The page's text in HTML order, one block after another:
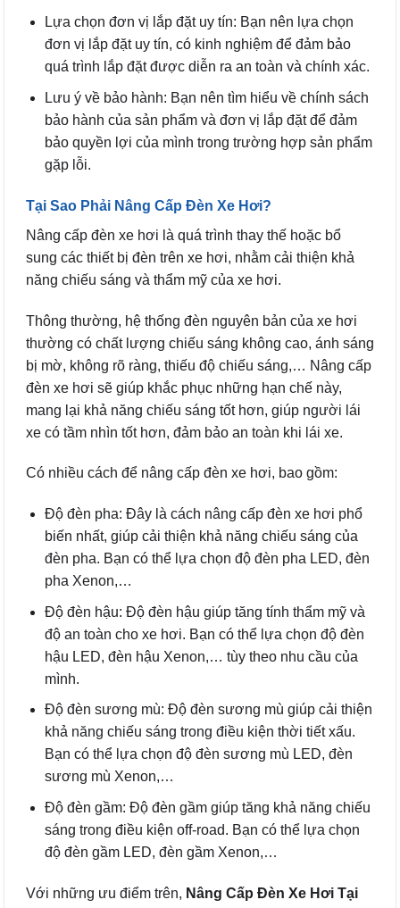
Lựa chọn đơn vị lắp đặt uy tín: Bạn nên lựa chọn
đơn vị lắp đặt uy tín, có kinh nghiệm để đảm bảo
quá trình lắp đặt được diễn ra an toàn và chính xác.
Lưu ý về bảo hành: Bạn nên tìm hiểu về chính sách
bảo hành của sản phẩm và đơn vị lắp đặt để đảm
bảo quyền lợi của mình trong trường hợp sản phẩm
gặp lỗi.
Tại Sao Phải Nâng Cấp Đèn Xe Hơi?
Nâng cấp đèn xe hơi là quá trình thay thế hoặc bổ
sung các thiết bị đèn trên xe hơi, nhằm cải thiện khả
năng chiếu sáng và thẩm mỹ của xe hơi.
Thông thường, hệ thống đèn nguyên bản của xe hơi
thường có chất lượng chiếu sáng không cao, ánh sáng
bị mờ, không rõ ràng, thiếu độ chiếu sáng,… Nâng cấp
đèn xe hơi sẽ giúp khắc phục những hạn chế này,
mang lại khả năng chiếu sáng tốt hơn, giúp người lái
xe có tầm nhìn tốt hơn, đảm bảo an toàn khi lái xe.
Có nhiều cách để nâng cấp đèn xe hơi, bao gồm:
Độ đèn pha: Đây là cách nâng cấp đèn xe hơi phổ
biến nhất, giúp cải thiện khả năng chiếu sáng của
đèn pha. Bạn có thể lựa chọn độ đèn pha LED, đèn
pha Xenon,…
Độ đèn hậu: Độ đèn hậu giúp tăng tính thẩm mỹ và
độ an toàn cho xe hơi. Bạn có thể lựa chọn độ đèn
hậu LED, đèn hậu Xenon,… tùy theo nhu cầu của
mình.
Độ đèn sương mù: Độ đèn sương mù giúp cải thiện
khả năng chiếu sáng trong điều kiện thời tiết xấu.
Bạn có thể lựa chọn độ đèn sương mù LED, đèn
sương mù Xenon,…
Độ đèn gầm: Độ đèn gầm giúp tăng khả năng chiếu
sáng trong điều kiện off-road. Bạn có thể lựa chọn
độ đèn gầm LED, đèn gầm Xenon,…
Với những ưu điểm trên, Nâng Cấp Đèn Xe Hơi Tại